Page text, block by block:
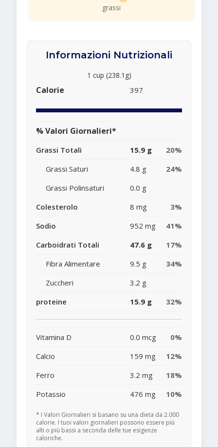
grassi
Informazioni Nutrizionali
1 cup (238.1g)
Calorie 397
% Valori Giornalieri*
Grassi Totali 15.9 g
20%
Grassi Saturi
4.8 g
24%
Grassi Polinsaturi
0.0 g
Colesterolo
8 mg
3%
Sodio
952 mg
41%
Carboidrati Totali
47.6 g
17%
Fibra Alimentare
9.5 g
34%
Zuccheri
3.2 g
proteine
15.9 g 32%
Vitamina D 0.0 mcg
0%
Calcio
159 mg
12%
Ferro
3.2 mg
18%
Potassio
476 mg 10%
* I Valori Giornalieri si basano su una dieta da 2.000
calorie. I tuoi valori giornalieri possono essere più
alti o più bassi a seconda delle tue esigenze
caloriche.